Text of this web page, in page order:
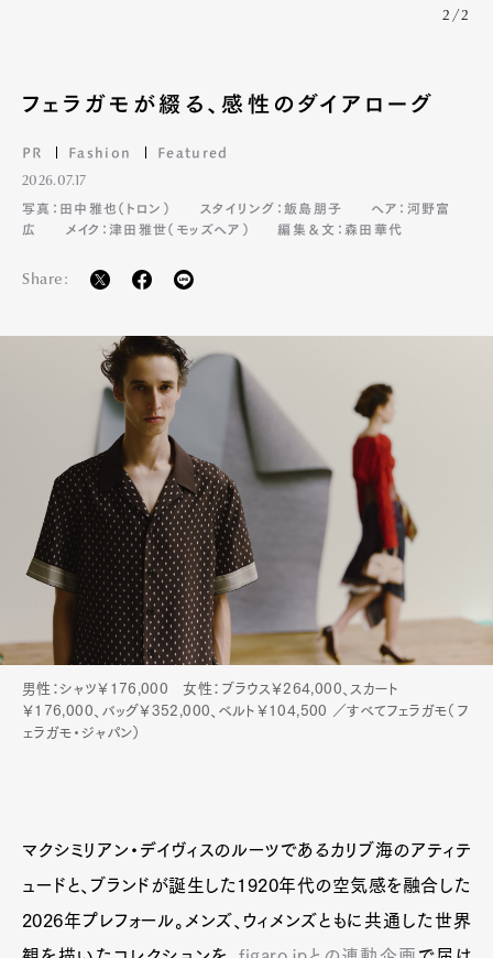
Art&DesignWatch
Fashion
Gourmet Cars
ProductCulture
Pen Membership
Magazine
Official Columnist
About
Contact
2/2
フェラガモが綴る、感性のダイアローグ
PR Fashion Featured
2026.07.17
写真：田中雅也（トロン）
スタイリング：飯島朋子
ヘア：河野富
広
メイク：津田雅世（モッズヘア） 編集＆文：森田華代
Share:
男性：シャツ￥176,000 女性：ブラウス￥264,000、スカート
￥176,000、バッグ￥352,000、ベルト￥104,500 ／すべてフェラガモ（フ
ェラガモ・ジャパン）
マクシミリアン・デイヴィスのルーツであるカリブ海のアティテ
ュードと、ブランドが誕生した1920年代の空気感を融合した
2026年プレフォール。メンズ、ウィメンズともに共通した世界